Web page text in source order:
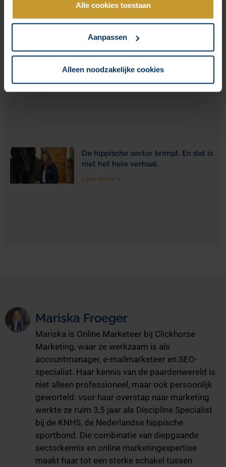
Alle cookies toestaan
Aanpassen
Alleen noodzakelijke cookies
Je klant koopt voorspelbaarder dan
je denkt
Lees verder »
De hippische sector krimpt. En dat is
niet het hele verhaal.
Lees verder »
Mariska Froeger
Mariska is Online Marketeer bij Clickhorse
Marketing, waar ze werkzaam is als
accountmanager, e-mailmarketeer en SEO-
specialist. Haar kennis van de paardenwereld is
niet alleen professioneel, maar ook persoonlijk
geworteld: voor haar overstap naar marketing
werkte ze ruim 3,5 jaar als Discipline Specialist
bij de KNHS, de Nederlandse hippische
sportbond. Die combinatie van diepgaande
sectorkennis en online marketingexpertise
maakt haar tot een sterke schakel tussen